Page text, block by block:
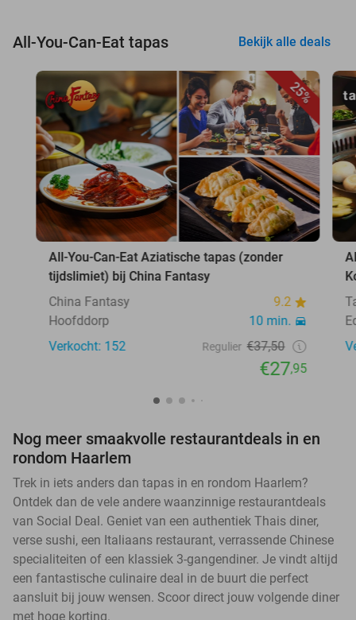
All-You-Can-Eat tapas Bekijk alle deals
25%
All-You-Can-Eat Aziatische tapas (zonder
tijdslimiet) bij China Fantasy
China Fantasy
9.2
Hoofddorp
10 min.
Verkocht: 152
Regulier €37,50
€27,95
Nog meer smaakvolle restaurantdeals in en
rondom Haarlem
Trek in iets anders dan tapas in en rondom Haarlem?
Ontdek dan de vele andere waanzinnige restaurantdeals
van Social Deal. Geniet van een authentiek Thais diner,
verse sushi, een Italiaans restaurant, verrassende Chinese
specialiteiten of een klassiek 3-gangendiner. Je vindt altijd
een fantastische culinaire deal in de buurt die perfect
aansluit bij jouw wensen. Scoor direct jouw volgende diner
met hoge korting.